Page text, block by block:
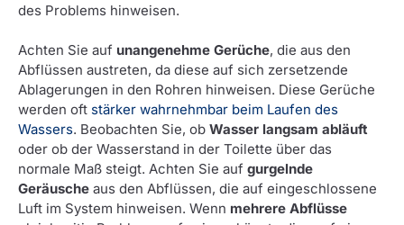
des Problems hinweisen.
Achten Sie auf unangenehme Gerüche, die aus den
Abflüssen austreten, da diese auf sich zersetzende
Ablagerungen in den Rohren hinweisen. Diese Gerüche
werden oft stärker wahrnehmbar beim Laufen des
Wassers. Beobachten Sie, ob Wasser langsam abläuft
oder ob der Wasserstand in der Toilette über das
normale Maß steigt. Achten Sie auf gurgelnde
Geräusche aus den Abflüssen, die auf eingeschlossene
Luft im System hinweisen. Wenn mehrere Abflüsse